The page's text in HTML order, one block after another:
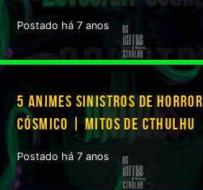
Postado há 7 anos
5 ANIMES SINISTROS DE HORROR
CÓSMICO | MITOS DE CTHULHU
Postado há 7 anos